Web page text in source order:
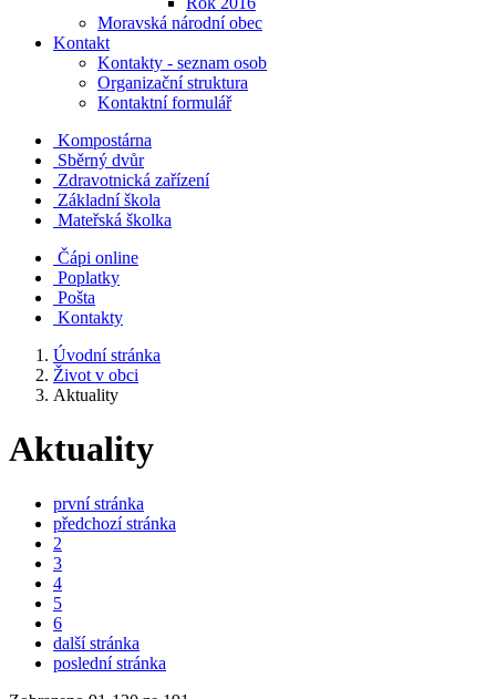
Moravská národní obec
Kontakt
Kontakty - seznam osob
Organizační struktura
Kontaktní formulář
Kompostárna
Sběrný dvůr
Zdravotnická zařízení
Základní škola
Mateřská školka
Čápi online
Poplatky
Pošta
Kontakty
Úvodní stránka
Život v obci
Aktuality
Aktuality
první stránka
předchozí stránka
2
3
4
5
6
další stránka
poslední stránka